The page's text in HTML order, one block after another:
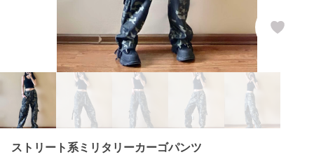
ストリート系ミリタリーカーゴパンツ